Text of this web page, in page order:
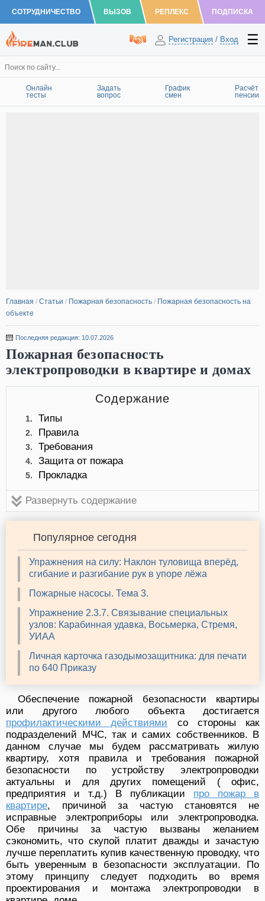
СОТРУДНИЧЕСТВО ВЫЗОВ РЕПЛЕКС ПОДПИСКА
Регистрация / Вход
Онлайн
тесты
Задать
вопрос
График
смен
Расчёт
пенсии
Главная / Статьи / Пожарная безопасность / Пожарная безопасность на
объекте
Последняя редакция: 10.07.2026
Пожарная безопасность
электропроводки в квартире и домах
Содержание
1. Типы
2. Правила
3. Требования
4. Защита от пожара
5. Прокладка
Развернуть содержание
Популярное сегодня
Упражнения на силу: Наклон туловища вперёд,
сгибание и разгибание рук в упоре лёжа
Пожарные насосы. Тема 3.
Упражнение 2.3.7. Связывание специальных
узлов: Карабинная удавка, Восьмерка, Стремя,
УИАА
Личная карточка газодымозащитника: для печати
по 640 Приказу
Обеспечение пожарной безопасности квартиры
или другого любого объекта достигается
профилактическими действиями со стороны как
подразделений МЧС, так и самих собственников. В
данном случае мы будем рассматривать жилую
квартиру, хотя правила и требования пожарной
безопасности по устройству электропроводки
актуальны и для других помещений ( офис,
предприятия и т.д.) В публикации про пожар в
квартире, причиной за частую становятся не
исправные электроприборы или электропроводка.
Обе причины за частую вызваны желанием
сэкономить, что скупой платит дважды и зачастую
лучше переплатить купив качественную проводку, что
быть уверенным в безопасности эксплуатации. По
этому принципу следует подходить во время
проектирования и монтажа электропроводки в